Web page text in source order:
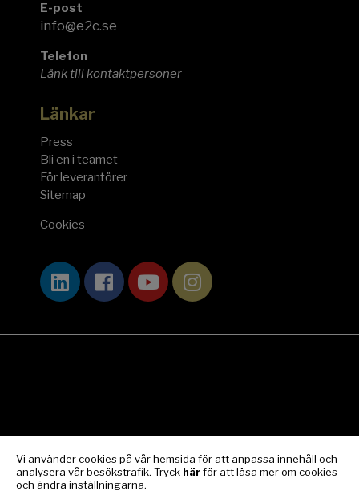
E-post
info@e2c.se
Telefon
Länk till kontaktpersoner
Länkar
Press
Bli en i teamet
För leverantörer
Sitemap
Cookies
Vi använder cookies på vår hemsida för att anpassa innehåll och
analysera vår besökstrafik. Tryck härför att läsa mer om cookies
och ändra inställningarna.